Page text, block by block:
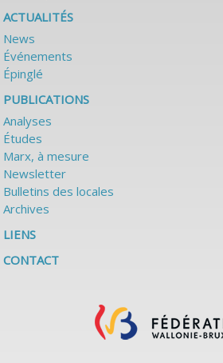
ACTUALITÉS
News
Événements
Épinglé
PUBLICATIONS
Analyses
Études
Marx, à mesure
Newsletter
Bulletins des locales
Archives
LIENS
CONTACT